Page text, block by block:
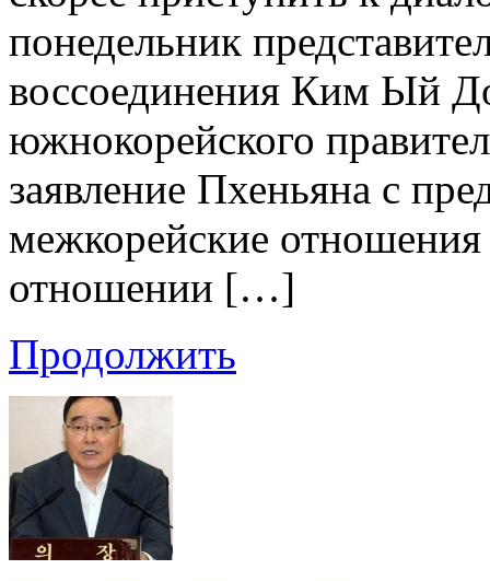
понедельник
воссоединения Ким Ый
южнокорейского
заявление Пхеньяна с
межкорейские
отношении […]
Продолжить